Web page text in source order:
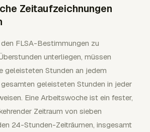
Zeitaufzeichnungen
FLSA-Bestimmungen zu
unterliegen, müssen
geleisteten Stunden an jedem
geleisteten Stunden in jeder
Eine Arbeitswoche ist ein fester,
Zeitraum von sieben
24-Stunden-Zeiträumen, insgesamt